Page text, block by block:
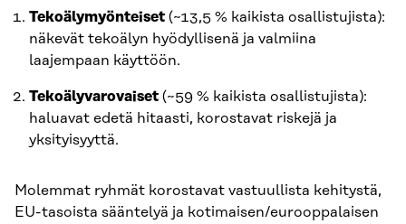
Tekoälymyönteiset (~13,5 % kaikista osallistujista):
näkevät tekoälyn hyödyllisenä ja valmiina
laajempaan käyttöön.
Tekoälyvarovaiset (~59 % kaikista osallistujista):
haluavat edetä hitaasti, korostavat riskejä ja
yksityisyyttä.
Molemmat ryhmät korostavat vastuullista kehitystä,
EU-tasoista sääntelyä ja kotimaisen/eurooppalaisen